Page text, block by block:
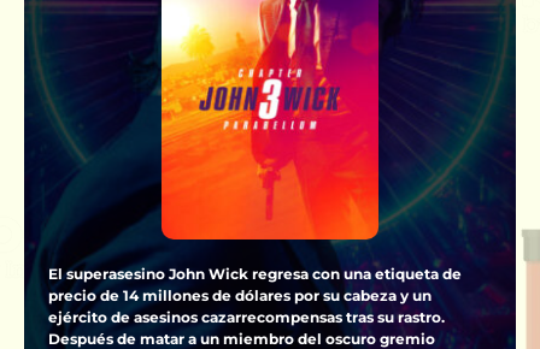
El superasesino John Wick regresa con una etiqueta de
precio de 14 millones de dólares por su cabeza y un
ejército de asesinos cazarrecompensas tras su rastro.
Después de matar a un miembro del oscuro gremio